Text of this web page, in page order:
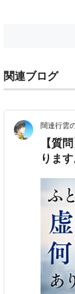
関連ブログ
闊達行雲
【質
りま